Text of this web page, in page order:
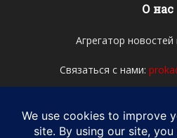
О нас
Агрегатор новостей
Связаться с нами:
Мы в